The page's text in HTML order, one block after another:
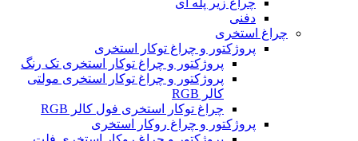
چراغ زیر پله ای
دفنی
چراغ استخری
پروژکتور و چراغ توکار استخری
پروژکتور و چراغ توکار استخری تک رنگ
پروژکتور و چراغ توکار استخری مولتی
کالر RGB
چراغ توکار استخری فول کالر RGB
پروژکتور و چراغ روکار استخری